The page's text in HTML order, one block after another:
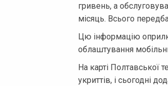
гривень, а
місяць. Всього
Цю інформацію
облаштування
На карті Полтавської
укриттів, і сьогодні